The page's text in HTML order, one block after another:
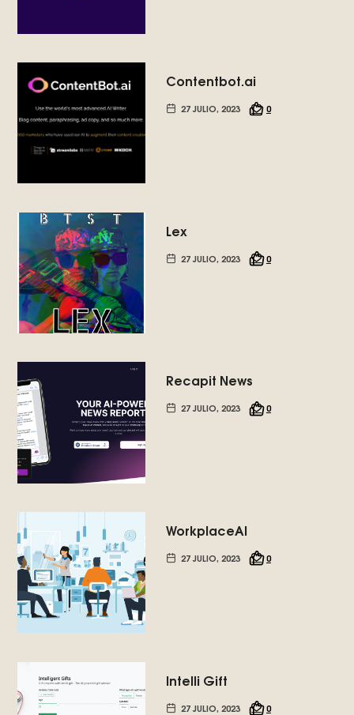
Contentbot.ai
27 JULIO, 2023 0
Lex
27 JULIO, 2023 0
Recapit News
27 JULIO, 2023 0
WorkplaceAI
27 JULIO, 2023 0
Intelli Gift
27 JULIO, 2023 0